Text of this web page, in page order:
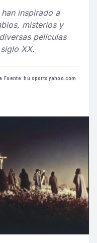
inspirado a
misterios y
películas
XX.
·Fuente:hu.sports.yahoo.com